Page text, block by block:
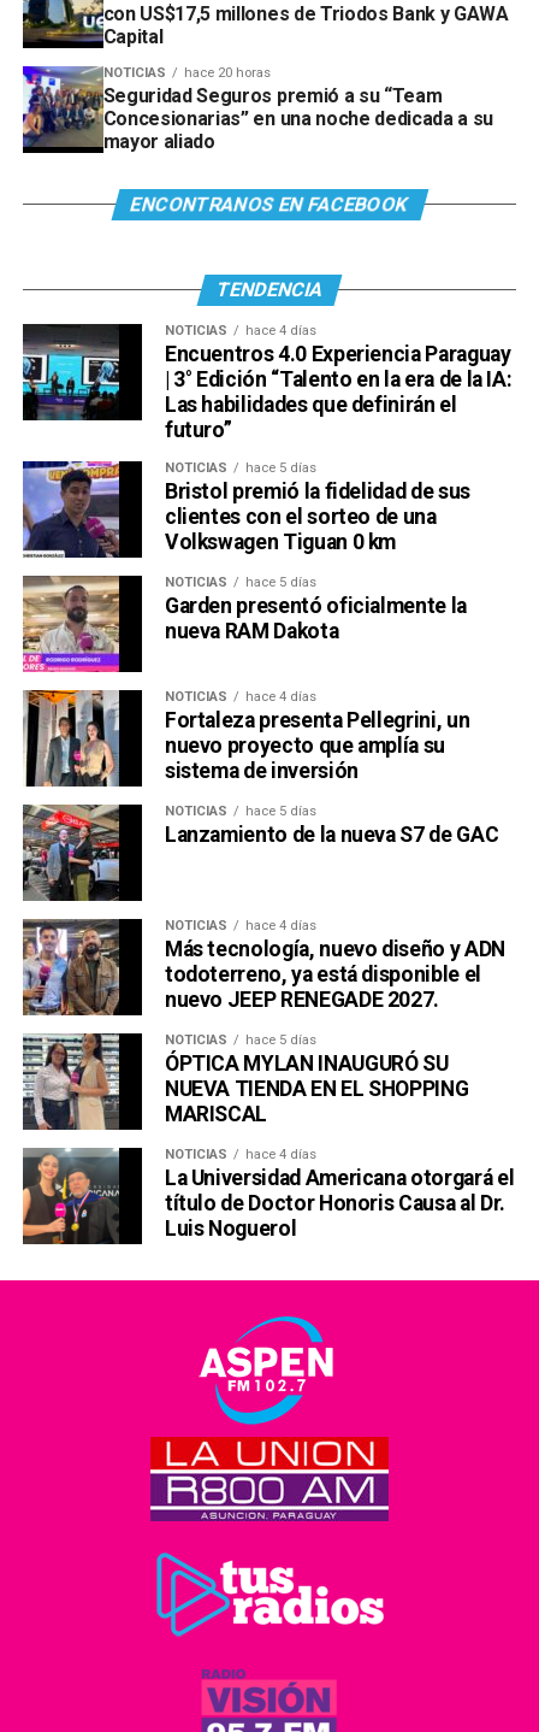
con US$17,5 millones de Triodos Bank y GAWA
Capital
NOTICIAS hace 20 horas
Seguridad Seguros premió a su “Team
Concesionarias” en una noche dedicada a su
mayor aliado
ENCONTRANOS EN FACEBOOK
TENDENCIA
NOTICIAS hace 4 días
Encuentros 4.0 Experiencia Paraguay
| 3° Edición “Talento en la era de la IA:
Las habilidades que definirán el
futuro”
NOTICIAS hace 5 días
Bristol premió la fidelidad de sus
clientes con el sorteo de una
Volkswagen Tiguan 0 km
NOTICIAS hace 5 días
Garden presentó oficialmente la
nueva RAM Dakota
NOTICIAS hace 4 días
Fortaleza presenta Pellegrini, un
nuevo proyecto que amplía su
sistema de inversión
NOTICIAS hace 5 días
Lanzamiento de la nueva S7 de GAC
NOTICIAS hace 4 días
Más tecnología, nuevo diseño y ADN
todoterreno, ya está disponible el
nuevo JEEP RENEGADE 2027.
NOTICIAS hace 5 días
ÓPTICA MYLAN INAUGURÓ SU
NUEVA TIENDA EN EL SHOPPING
MARISCAL
NOTICIAS hace 4 días
La Universidad Americana otorgará el
título de Doctor Honoris Causa al Dr.
Luis Noguerol